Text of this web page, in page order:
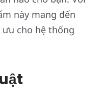
này mang đến
cho hệ thống